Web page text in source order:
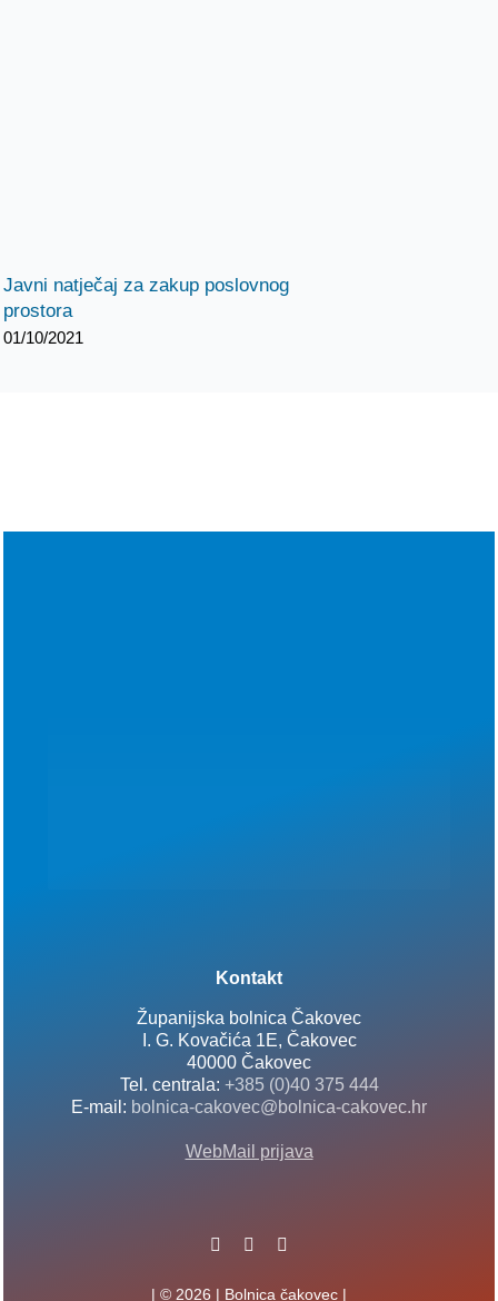
Javni natječaj za zakup poslovnog
prostora
01/10/2021
Kontakt
Županijska bolnica Čakovec
I. G. Kovačića 1E, Čakovec
40000 Čakovec
Tel. centrala: +385 (0)40 375 444
E-mail: bolnica-cakovec@bolnica-cakovec.hr
WebMail prijava
| © 2026 | Bolnica čakovec |